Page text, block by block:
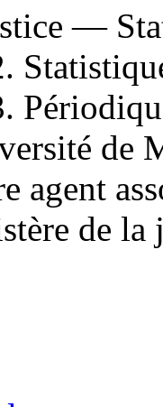
—
de
agent
de la